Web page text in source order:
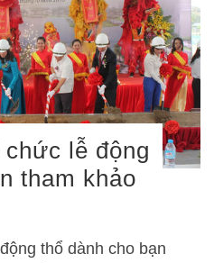
lễ động
tham khảo
thổ dành cho bạn